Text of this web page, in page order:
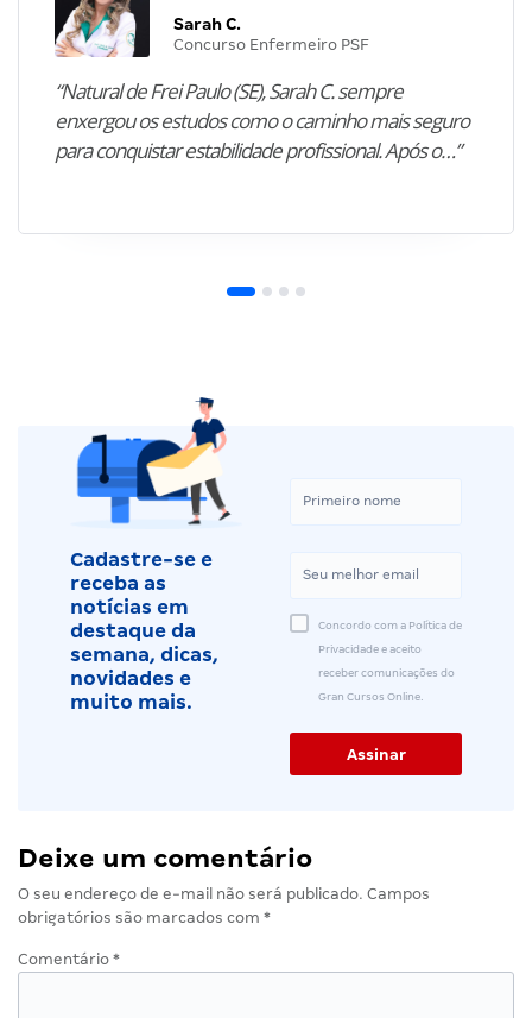
Sarah C.
Concurso Enfermeiro PSF
“Natural de Frei Paulo (SE), Sarah C. sempre
enxergou os estudos como o caminho mais seguro
para conquistar estabilidade profissional. Após o…”
Cadastre-se e
receba as
notícias em
destaque da
semana, dicas,
novidades e
muito mais.
Concordo com a Política de
Privacidade e aceito
receber comunicações do
Gran Cursos Online.
Deixe um comentário
O seu endereço de e-mail não será publicado. Campos
obrigatórios são marcados com *
Comentário *